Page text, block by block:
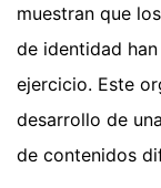
muestran que
de identidad
ejercicio. Este
desarrollo de
de contenidos